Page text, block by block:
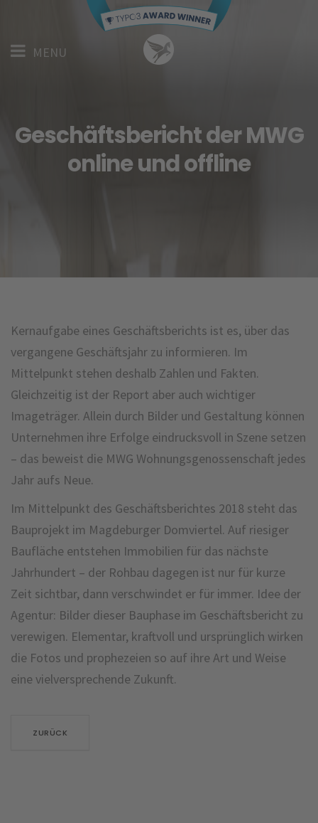
mainMenuMENU
Geschäftsbericht der MWG
online und offline
Kernaufgabe eines Geschäftsberichts ist es, über das
vergangene Geschäftsjahr zu informieren. Im
Mittelpunkt stehen deshalb Zahlen und Fakten.
Gleichzeitig ist der Report aber auch wichtiger
Imageträger. Allein durch Bilder und Gestaltung können
Unternehmen ihre Erfolge eindrucksvoll in Szene setzen
– das beweist die MWG Wohnungsgenossenschaft jedes
Jahr aufs Neue.
Im Mittelpunkt des Geschäftsberichtes 2018 steht das
Bauprojekt im Magdeburger Domviertel. Auf riesiger
Baufläche entstehen Immobilien für das nächste
Jahrhundert – der Rohbau dagegen ist nur für kurze
Zeit sichtbar, dann verschwindet er für immer. Idee der
Agentur: Bilder dieser Bauphase im Geschäftsbericht zu
verewigen. Elementar, kraftvoll und ursprünglich wirken
die Fotos und prophezeien so auf ihre Art und Weise
eine vielversprechende Zukunft.
ZURÜCK